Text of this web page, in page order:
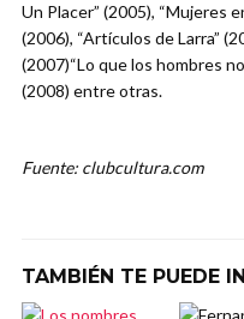
Un Placer” (2005), “Mujeres
(2006), “Artículos de Larra”
(2007)“Lo que los hombres
(2008) entre otras.
Fuente: clubcultura.com
TAMBIÉN TE PUEDE